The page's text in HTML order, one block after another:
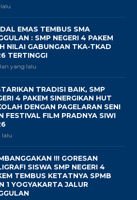
EMAS TEMBUS SMA
: SMP NEGERI 4 PAKEM
NILAI GABUNGAN TKA-TKAD
TERTINGGI
yang lalu
TRADISI BAIK, SMP
4 PAKEM SINERGIKAN HUT
DENGAN PAGELARAN SENI
FESTIVAL FILM PRADNYA SIWI
lalu
!!! GORESAN
SISWA SMP NEGERI 4
TEMBUS KETATNYA SPMB
1 YOGYAKARTA JALUR